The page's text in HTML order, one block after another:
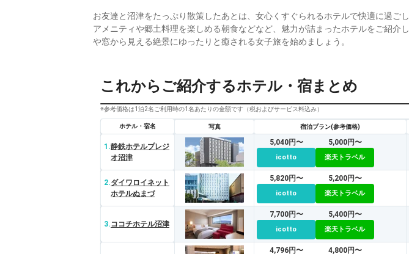
お友達と沼津をたっぷり散策したあとは、女心くすぐられるホテルで快適に過ご
アメニティや郷土料理を楽しめる朝食などなど、魅力が詰まったホテルをご紹介
や窓から見える絶景にゆったりと癒される女子旅を始めましょう。
これからご紹介するホテル・宿まとめ
※参考価格は1泊2名ご利用時の1名あたりの金額です（税およびサービス料込み）
ホテル・宿名 写真 宿泊プラン(参考価格)
1.静鉄ホテルプレジ
オ沼津
5,040円〜
icotto
5,000円〜
楽天トラベル
2.ダイワロイネット
ホテルぬまづ
5,820円〜
icotto
5,200円〜
楽天トラベル
3.ココチホテル沼津
7,700円〜
icotto
5,400円〜
楽天トラベル
4,796円〜 4,800円〜